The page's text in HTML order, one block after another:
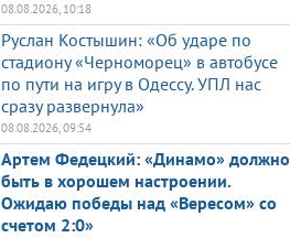
08.08.2026, 10:18
Руслан Костышин: «Об ударе по
стадиону «Черноморец» в автобусе
по пути на игру в Одессу. УПЛ нас
сразу развернула»
08.08.2026, 09:54
Артем Федецкий: «Динамо» должно
быть в хорошем настроении.
Ожидаю победы над «Вересом» со
счетом 2:0»